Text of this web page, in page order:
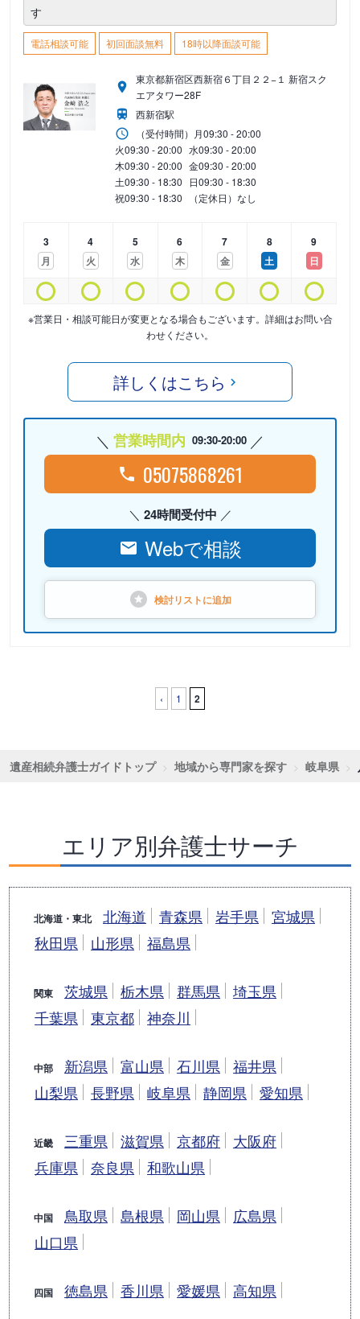
す
電話相談可能 初回面談無料 18時以降面談可能
東京都新宿区西新宿６丁目２２−１ 新宿スク
エアタワー28F
西新宿駅
（受付時間） 月09:30 - 20:00
火09:30 - 20:00 水09:30 - 20:00
木09:30 - 20:00 金09:30 - 20:00
土09:30 - 18:30 日09:30 - 18:30
祝09:30 - 18:30 （定休日）なし
3
月
4
火
5
水
6
木
7
金
8
土
9
日
※営業日・相談可能日が変更となる場合もございます。詳細はお問い合
わせください。
詳しくはこちら
営業時間内 09:30-20:00
05075868261
24時間受付中
Webで相談
検討リストに追加
‹ 1 2
遺産相続弁護士ガイドトップ 地域から専門家を探す 岐阜県
エリア別弁護士サーチ
北海道・東北 北海道 青森県 岩手県
宮城県
秋田県
山形県 福島県
関東 茨城県 栃木県 群馬県
埼玉県
千葉県
東京都 神奈川
中部 新潟県 富山県 石川県
福井県
山梨県
長野県 岐阜県 静岡県 愛知県
近畿 三重県 滋賀県 京都府
大阪府
兵庫県
奈良県 和歌山県
中国 鳥取県 島根県 岡山県
広島県
山口県
四国 徳島県 香川県 愛媛県 高知県